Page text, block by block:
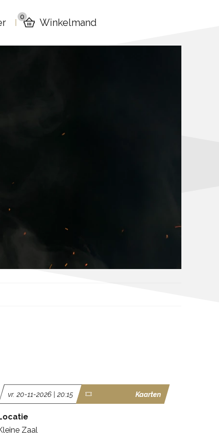
0
Winkelmand
vr. 20-11-2026 | 20:15 Kaarten
Zaal